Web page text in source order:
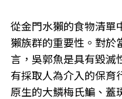
從金門水獺的食物清單
獺族群的重要性。對於
言，吳郭魚是具有毀滅
有採取人為介入的保育
原生的大鱗梅氏鯿、蓋